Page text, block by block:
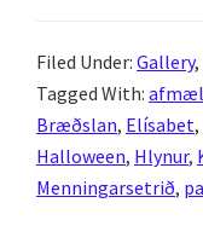
–
í
Filed Under: Gallery,
Tagged With:
Bræðslan, Elísabet,
Halloween, Hlynur,
Menningarsetrið,